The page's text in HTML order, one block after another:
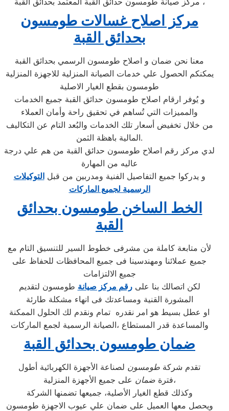
مركز اصلاح غسالات طومسون
بحدائق القبة
معنا نحن ضمان و اصلاح طومسون الرسمي بحدائق القبة
يمكنكم الحصول علي خدمات الصيانة المنزلية للاجهزة المنزلية
طومسون بقطع الغيار الاصلية
و يُوفر ارقام اصلاح طومسون حدائق القبة جميع الخدمات
والمميزات التي تُساهم في تحقيق راحة وأمان العملاء
من خلال تخفيض أسعار تلك الخدمات والبُعد التام عن التكاليف
المالية باهظة الثمن.
لدي مركز رقم اصلاح طومسون حدائق القبة من هم علي درجة
عاليه من المهارة
و يدركوا جميع التفاصيل الفنية ومدربين من قبلالتوكيلات
الرسمية لجميع الماركات
الخط الساخن طومسون بحدائق
القبة
لأن متابعة كاملة من مشرفى خطوط السير للتنسيق التام مع
جميع عملائنا ومهندسينا فى جميع المحافظات للحفاظ على
جميع الالتزامات
لكن اتصالك بنا علىرقم مركز صيانة طومسون لتقديم
المشورة القنية ومساعدتك فى انهاء مشكلة طارئة
او عطل بسيط هو امر نقدره تمام ونقدم لك الحلول الممكنة
والمساعدة قدر المستطاع ،الصيانة الرسمية لجمع الماركات
ضمان طومسون بحدائق القبة
تقدم شركة طومسون لصناعة الأجهزة الكهربائية أطول
فترةضمان
على جميع الأجهزة المنزلية،
وكذلك قطع الغيار الأصلية، جميعها تضمنها الشركة
ويحصل معها العميل على ضمان علي عيوب الاجهزة طومسون